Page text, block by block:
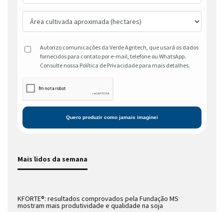
Autorizo comunicações da Verde Agritech, que usará os dados
fornecidos para contato por e-mail, telefone ou WhatsApp.
Consulte nossa Política de Privacidade para mais detalhes.
Mais lidos da semana
KFORTE®: resultados comprovados pela Fundação MS
mostram mais produtividade e qualidade na soja